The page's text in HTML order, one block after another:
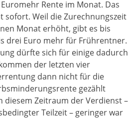
Rente im Monat. Das
sofort. Weil die Zurechnungszeit
Monat erhöht, gibt es bis
drei Euro mehr für Frührentner.
dürfte sich für einige dadurch
der letzten vier
dann nicht für die
gezählt
diesem Zeitraum der Verdienst –
Teilzeit – geringer war